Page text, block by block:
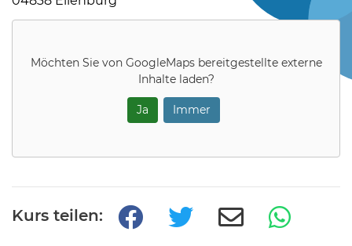
Möchten Sie von GoogleMapsbereitgestellte externe
Inhalte laden?
Ja Immer
Kurs teilen: